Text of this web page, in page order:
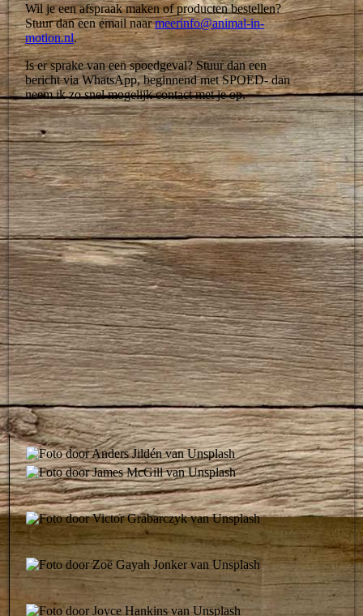
Wil je een afspraak maken of producten bestellen?
Stuur dan een email naarmeerinfo@animal-in-
motion.nl.
Is er sprake van een spoedgeval? Stuur dan een
bericht via WhatsApp, beginnend met SPOED- dan
neem ik zo snel mogelijk contact met je op.